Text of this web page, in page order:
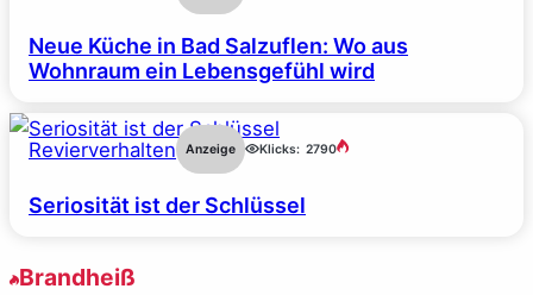
Neue Küche in Bad Salzuflen: Wo aus
Wohnraum ein Lebensgefühl wird
Revierverhalten Anzeige Klicks: 2790
Seriosität ist der Schlüssel
Brandheiß